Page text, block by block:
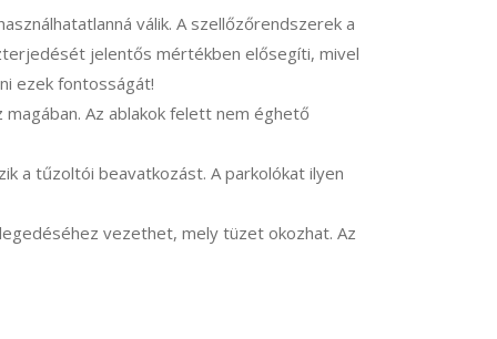
válik. A szellőzőrendszerek a
jelentős mértékben elősegíti, mivel
ezek fontosságát!
Az ablakok felett nem éghető
a tűzoltói beavatkozást. A parkolókat ilyen
vezethet, mely tüzet okozhat. Az